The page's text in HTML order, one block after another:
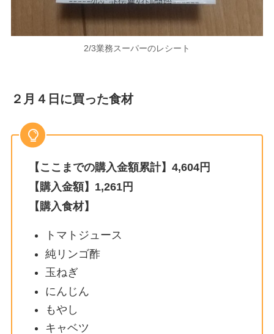
2/3業務スーパーのレシート
２月４日に買った食材
【ここまでの購入金額累計】4,604円
【購入金額】1,261円
【購入食材】
トマトジュース
純リンゴ酢
玉ねぎ
にんじん
もやし
キャベツ